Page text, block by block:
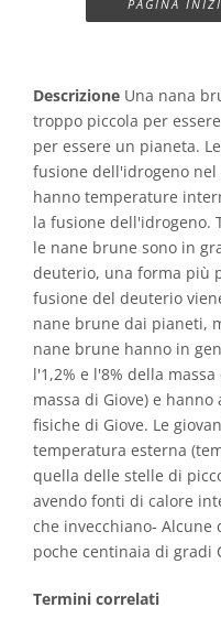
PAGINA
Descrizione Una nana
troppo piccola per
per essere un pianeta.
fusione dell'idrogeno
hanno temperature
la fusione dell'idrogeno.
le nane brune sono in
deuterio, una forma più
fusione del deuterio
nane brune dai pianeti,
nane brune hanno in
l'1,2% e l'8% della
massa di Giove) e
fisiche di Giove. Le
temperatura esterna
quella delle stelle di
avendo fonti di calore
che invecchiano- Alcune
poche centinaia di gradi
Termini correlati